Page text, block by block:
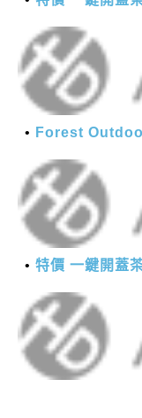
Forest
特價 一鍵開蓋